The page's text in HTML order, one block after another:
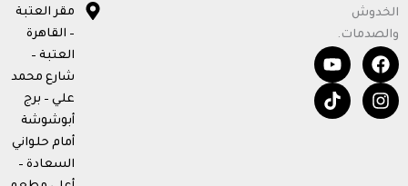
الخدوش
والصدمات.
F
a
c
e
Y
o
u
t
I
n
s
t
T
i
k
t
مقر العتبة
– القاهرة
العتبة –
شارع محمد
علي – برج
أبوشوشة
أمام حلواني
السعادة –